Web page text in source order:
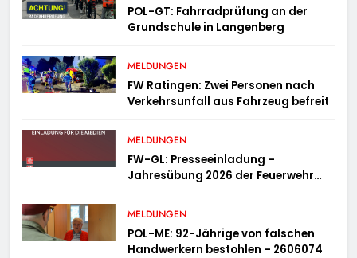
POL-GT: Fahrradprüfung an der
Grundschule in Langenberg
MELDUNGEN
FW Ratingen: Zwei Personen nach
Verkehrsunfall aus Fahrzeug befreit
MELDUNGEN
FW-GL: Presseeinladung –
Jahresübung 2026 der Feuerwehr
MELDUNGEN
POL-ME: 92-Jährige von falschen
Handwerkern bestohlen – 2606074